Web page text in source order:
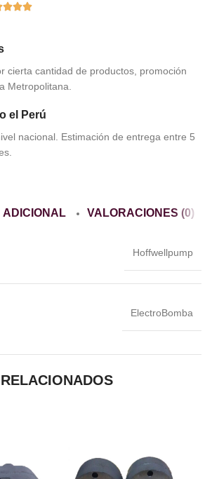

cierta cantidad de productos, promoción
Metropolitana.
el Perú
nacional. Estimación de entrega entre 5
ADICIONAL VALORACIONES (0)
Hoffwellpump
ElectroBomba